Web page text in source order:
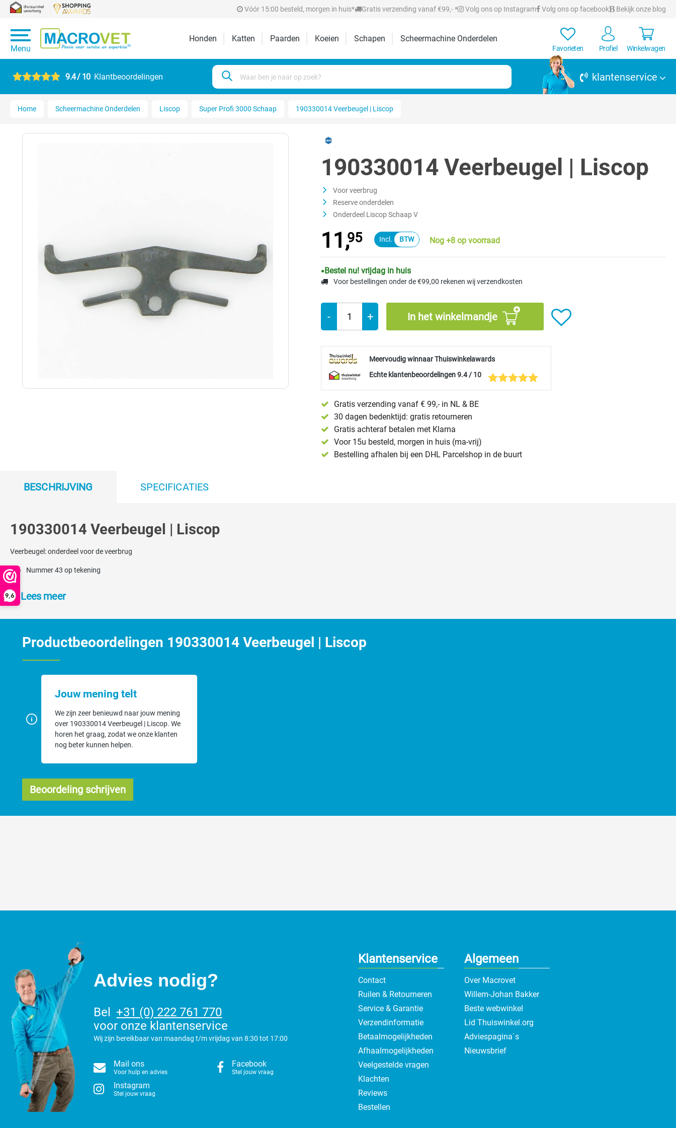
9,6
Vóór 15:00 besteld, morgen in huis* Gratis verzending vanaf €99,- * Volg ons op Instagram Volg ons op facebook Bekijk onze blog
Menu
Honden Katten Paarden Koeien Schapen Scheermachine Onderdelen
Favorieten Profiel Winkelwagen
9.4 / 10 Klantbeoordelingen klantenservice
Home Scheermachine Onderdelen Liscop Super Profi 3000 Schaap 190330014 Veerbeugel | Liscop
190330014 Veerbeugel | Liscop
Voor veerbrug
Reserve onderdelen
Onderdeel Liscop Schaap V
11,95 Nog +8 op voorraad
Bestel nu! vrijdag in huis
Voor bestellingen onder de €99,00 rekenen wij verzendkosten
- + In het winkelmandje
Meervoudig winnaar Thuiswinkelawards
Echte klantenbeoordelingen 9.4 / 10
Gratis verzending vanaf € 99,- in NL & BE
30 dagen bedenktijd: gratis retourneren
Gratis achteraf betalen met Klarna
Voor 15u besteld, morgen in huis (ma-vrij)
Bestelling afhalen bij een DHL Parcelshop in de buurt
BESCHRIJVING SPECIFICATIES
190330014 Veerbeugel | Liscop
Veerbeugel: onderdeel voor de veerbrug
Nummer 43 op tekening
Lees meer
Productbeoordelingen 190330014 Veerbeugel | Liscop
Jouw mening telt
We zijn zeer benieuwd naar jouw mening
over 190330014 Veerbeugel | Liscop. We
horen het graag, zodat we onze klanten
nog beter kunnen helpen.
Beoordeling schrijven
Klantenservice
Contact
Ruilen & Retourneren
Service & Garantie
Verzendinformatie
Betaalmogelijkheden
Afhaalmogelijkheden
Veelgestelde vragen
Klachten
Reviews
Bestellen
Algemeen
Over Macrovet
Willem-Johan Bakker
Beste webwinkel
Lid Thuiswinkel.org
Adviespagina`s
Nieuwsbrief
Advies nodig?
Bel
+31 (0) 222 761 770
voor onze klantenservice
Wij zijn bereikbaar van maandag t/m vrijdag van 8:30 tot 17:00
Mail ons
Voor hulp en advies
Facebook
Stel jouw vraag
Instagram
Stel jouw vraag